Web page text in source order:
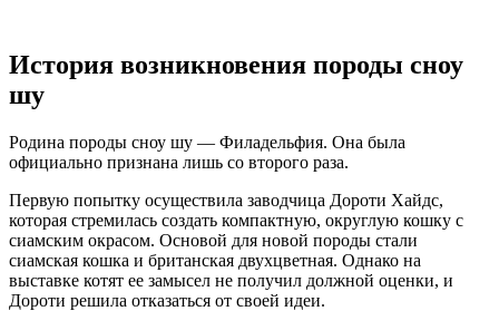
История возникновения породы сноу
шу
Родина породы сноу шу — Филадельфия. Она была
официально признана лишь со второго раза.
Первую попытку осуществила заводчица Дороти Хайдс,
которая стремилась создать компактную, округлую кошку с
сиамским окрасом. Основой для новой породы стали
сиамская кошка и британская двухцветная. Однако на
выставке котят ее замысел не получил должной оценки, и
Дороти решила отказаться от своей идеи.